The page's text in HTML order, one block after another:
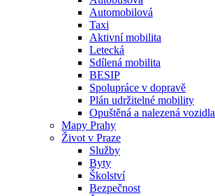
Automobilová
Taxi
Aktivní mobilita
Letecká
Sdílená mobilita
BESIP
Spolupráce v dopravě
Plán udržitelné mobility
Opuštěná a nalezená vozidla
Mapy Prahy
Život v Praze
Služby
Byty
Školství
Bezpečnost